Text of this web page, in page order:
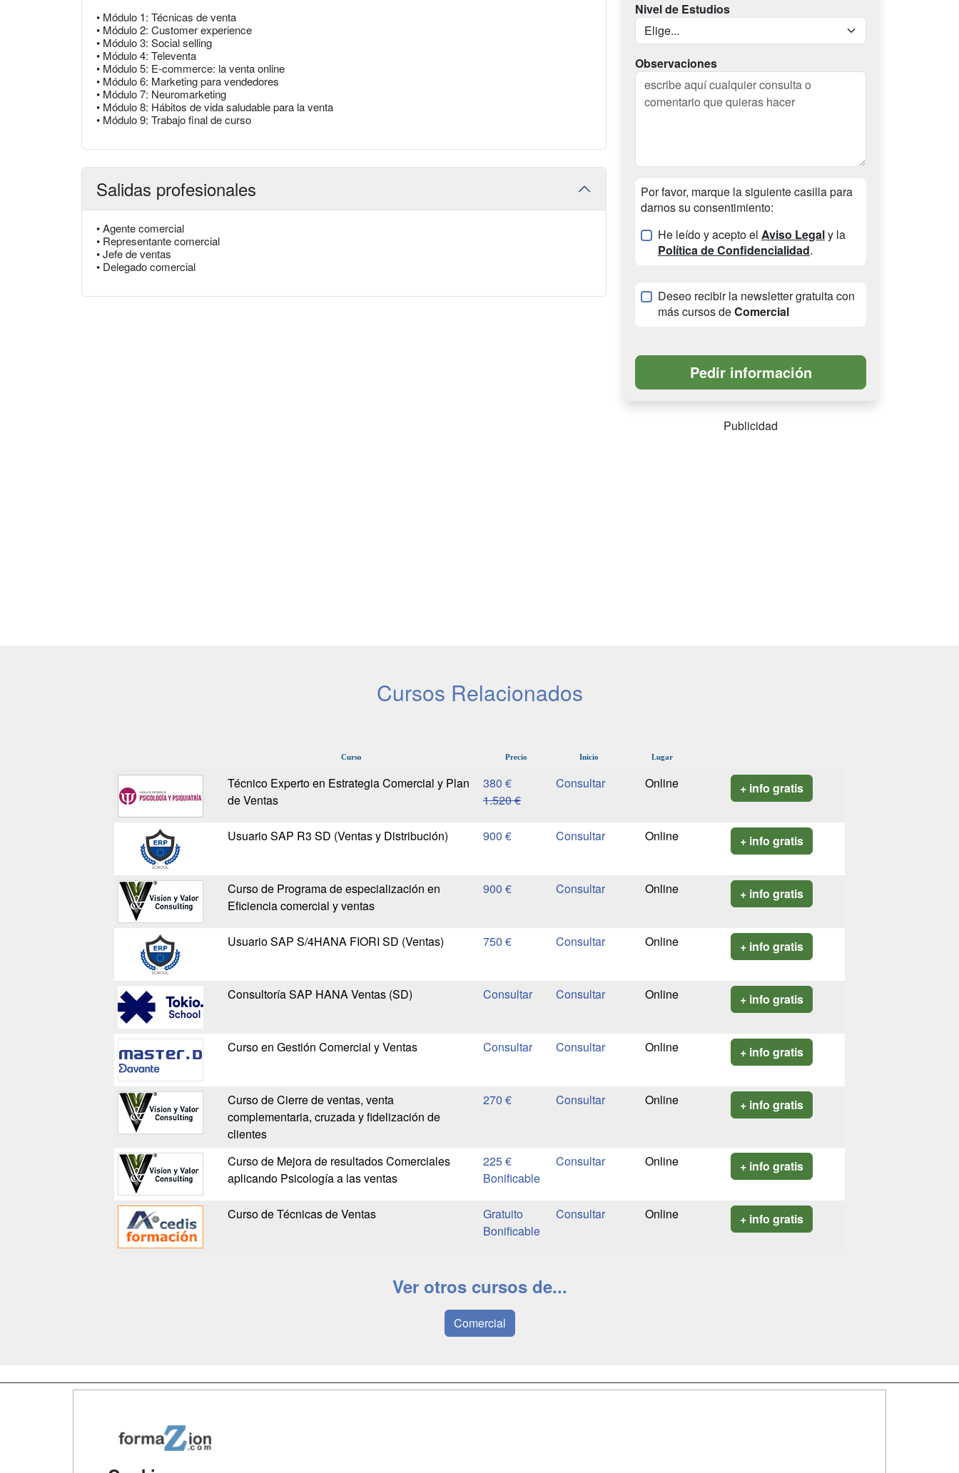
• Módulo 1: Técnicas de venta
• Módulo 2: Customer experience
• Módulo 3: Social selling
• Módulo 4: Televenta
• Módulo 5: E-commerce: la venta online
• Módulo 6: Marketing para vendedores
• Módulo 7: Neuromarketing
• Módulo 8: Hábitos de vida saludable para la venta
• Módulo 9: Trabajo final de curso
Salidas profesionales
• Agente comercial
• Representante comercial
• Jefe de ventas
• Delegado comercial
Nivel de Estudios
Observaciones
Por favor, marque la siguiente casilla para
darnos su consentimiento:
He leído y acepto el Aviso Legaly la
Política de Confidencialidad.
Deseo recibir la newsletter gratuita con
más cursos deComercial
Publicidad
Cursos Relacionados
Curso Precio Inicio Lugar
Técnico Experto en Estrategia Comercial y Plan
de Ventas
380 €
1.520 €
Online + info gratis
Usuario SAP R3 SD (Ventas y Distribución) 900 € Online + info gratis
Curso de Programa de especialización en
Eficiencia comercial y ventas
900 € Online + info gratis
Usuario SAP S/4HANA FIORI SD (Ventas) 750 € Online + info gratis
Consultoría SAP HANA Ventas (SD) Online + info gratis
Curso en Gestión Comercial y Ventas Online + info gratis
Curso de Cierre de ventas, venta
complementaria, cruzada y fidelización de
clientes
270 € Online + info gratis
Curso de Mejora de resultados Comerciales
aplicando Psicología a las ventas
225 €
Bonificable
Online + info gratis
Curso de Técnicas de Ventas
Gratuito
Bonificable
Online + info gratis
Ver otros cursos de...
Comercial